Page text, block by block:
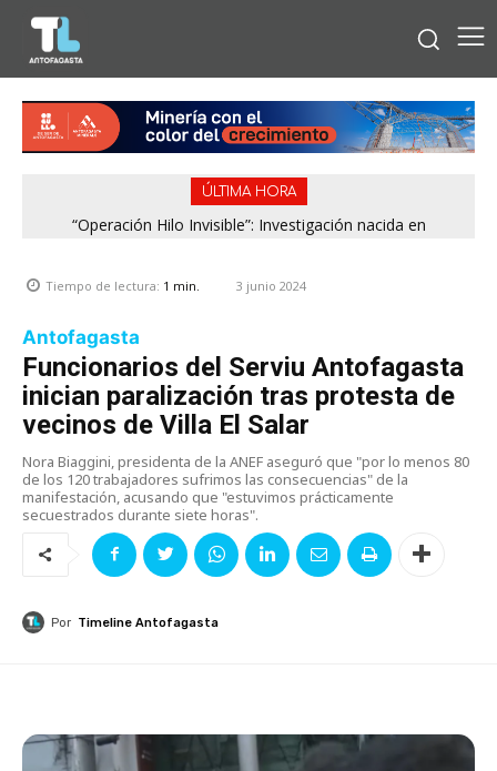
ÚLTIMA HORA
“Operación Hilo Invisible”: Investigación nacida en
Tiempo de lectura: 1 min. 3 junio 2024
Antofagasta
Funcionarios del Serviu Antofagasta
inician paralización tras protesta de
vecinos de Villa El Salar
Nora Biaggini, presidenta de la ANEF aseguró que "por lo menos 80
de los 120 trabajadores sufrimos las consecuencias" de la
manifestación, acusando que "estuvimos prácticamente
secuestrados durante siete horas".
Por Timeline Antofagasta